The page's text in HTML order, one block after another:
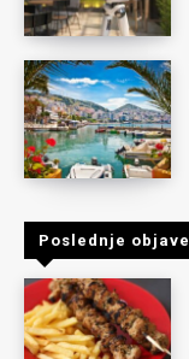
Poslednje objave